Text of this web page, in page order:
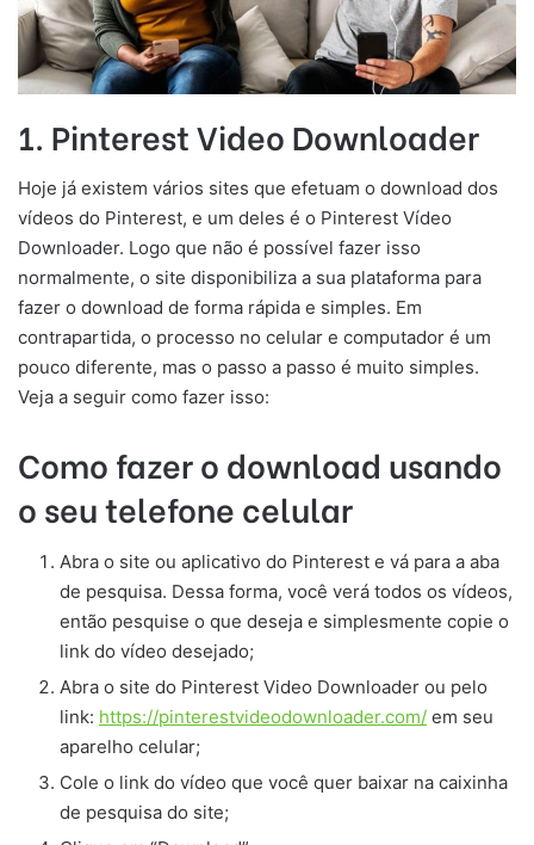
1. Pinterest Video Downloader
Hoje já existem vários sites que efetuam o download dos
vídeos do Pinterest, e um deles é o Pinterest Vídeo
Downloader. Logo que não é possível fazer isso
normalmente, o site disponibiliza a sua plataforma para
fazer o download de forma rápida e simples. Em
contrapartida, o processo no celular e computador é um
pouco diferente, mas o passo a passo é muito simples.
Veja a seguir como fazer isso:
Como fazer o download usando
o seu telefone celular
Abra o site ou aplicativo do Pinterest e vá para a aba
de pesquisa. Dessa forma, você verá todos os vídeos,
então pesquise o que deseja e simplesmente copie o
link do vídeo desejado;
Abra o site do Pinterest Video Downloader ou pelo
link: https://pinterestvideodownloader.com/ em seu
aparelho celular;
Cole o link do vídeo que você quer baixar na caixinha
de pesquisa do site;